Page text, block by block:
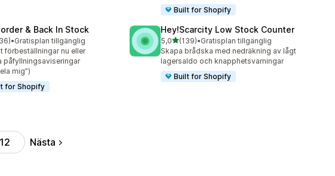
Built for Shopify
& Back In Stock
stjärnor
totalt
•Gratisplan tillgänglig
förbeställningar nu eller
påfyllningsaviseringar
mig”)
for Shopify
Hey!Scarcity Low Stock Counter
5,0av 5 stjärnor
(139)
139 recensioner totalt
•Gratisplan tillgänglig
Skapa brådska med nedräkning av lågt
lagersaldo och knapphetsvarningar
Built for Shopify
12 Nästa